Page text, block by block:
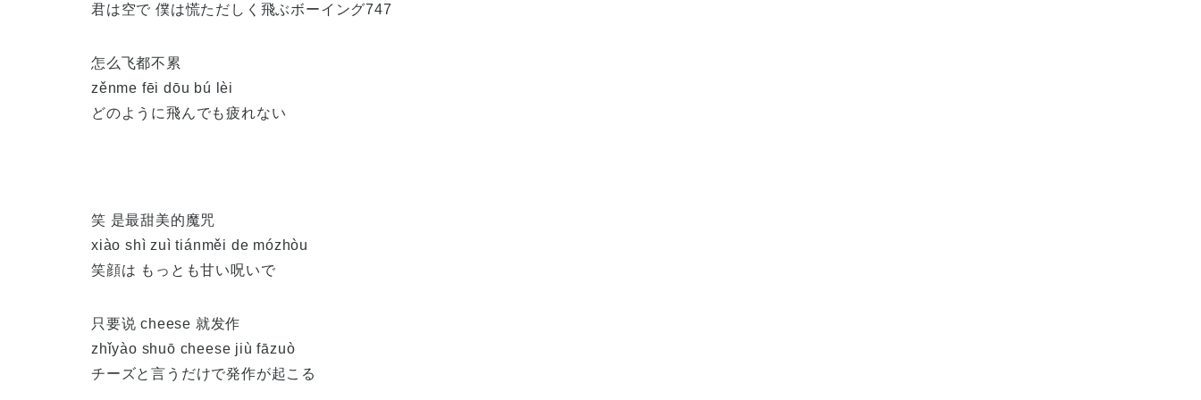
君は空で 僕は慌ただしく飛ぶボーイング747
怎么飞都不累
zěnme fēi dōu bú lèi
どのように飛んでも疲れない
笑 是最甜美的魔咒
xiào shì zuì tiánměi de mózhòu
笑顔は もっとも甘い呪いで
只要说 cheese 就发作
zhǐyào shuō cheese jiù fāzuò
チーズと言うだけで発作が起こる